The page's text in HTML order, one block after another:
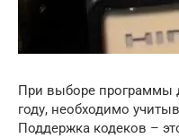
При выборе программы
году, необходимо
Поддержка кодеков –